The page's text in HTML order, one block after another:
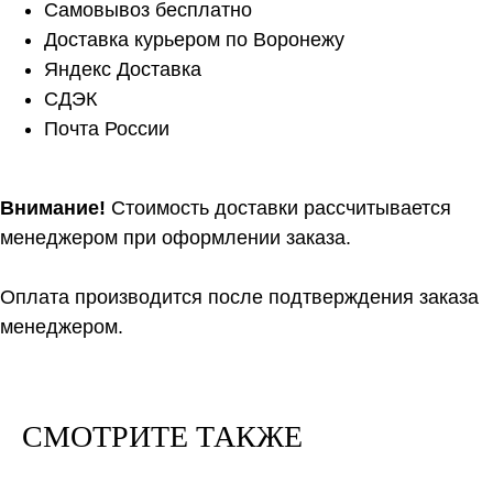
Самовывоз бесплатно
Доставка курьером по Воронежу
Яндекс Доставка
СДЭК
Почта России
Внимание! Стоимость доставки рассчитывается
менеджером при оформлении заказа.
Оплата производится после подтверждения заказа
менеджером.
СМОТРИТЕ ТАКЖЕ